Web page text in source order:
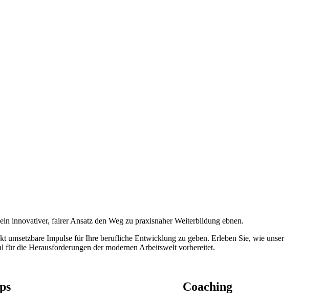
fairer Ansatz den Weg zu praxisnaher Weiterbildung ebnen.
umsetzbare Impulse für Ihre berufliche Entwicklung zu geben. Erleben Sie, wie unser
die Herausforderungen der modernen Arbeitswelt vorbereitet.
Coaching